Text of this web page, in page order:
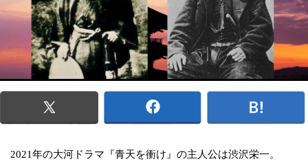
2021年の大河ドラマ『青天を衝け』の主人公は渋沢栄一。